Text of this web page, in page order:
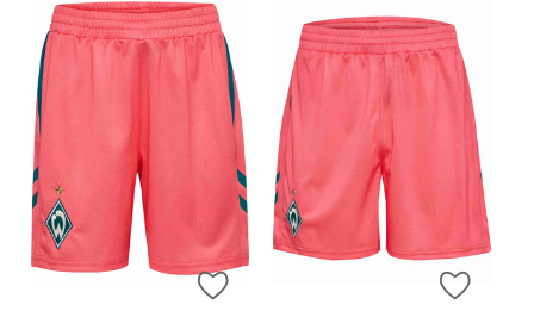
ZUR WUNSCHLISTE HINZUFÜGEN
ZUR